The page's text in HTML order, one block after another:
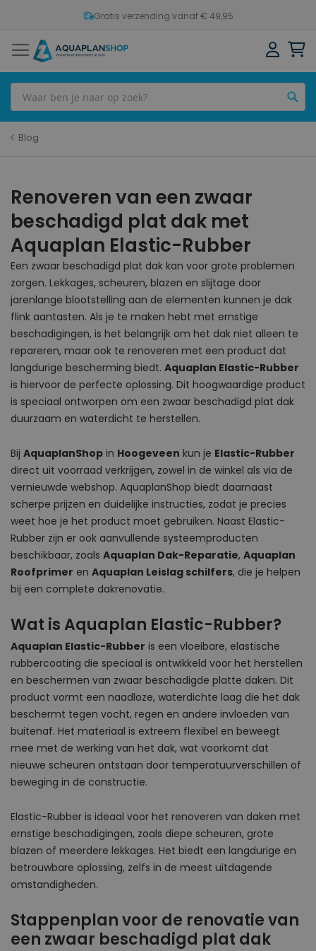
Gratis verzending vanaf € 49,95
Blog
Renoveren van een zwaar
beschadigd plat dak met
Aquaplan Elastic-Rubber
Een zwaar beschadigd plat dak kan voor grote problemen
zorgen. Lekkages, scheuren, blazen en slijtage door
jarenlange blootstelling aan de elementen kunnen je dak
flink aantasten. Als je te maken hebt met ernstige
beschadigingen, is het belangrijk om het dak niet alleen te
repareren, maar ook te renoveren met een product dat
langdurige bescherming biedt. Aquaplan Elastic-Rubber
is hiervoor de perfecte oplossing. Dit hoogwaardige product
is speciaal ontworpen om een zwaar beschadigd plat dak
duurzaam en waterdicht te herstellen.
Bij AquaplanShop in Hoogeveen kun je Elastic-Rubber
direct uit voorraad verkrijgen, zowel in de winkel als via de
vernieuwde webshop. AquaplanShop biedt daarnaast
scherpe prijzen en duidelijke instructies, zodat je precies
weet hoe je het product moet gebruiken. Naast Elastic-
Rubber zijn er ook aanvullende systeemproducten
beschikbaar, zoals Aquaplan Dak-Reparatie, Aquaplan
Roofprimer en Aquaplan Leislag schilfers, die je helpen
bij een complete dakrenovatie.
Wat is Aquaplan Elastic-Rubber?
Aquaplan Elastic-Rubber is een vloeibare, elastische
rubbercoating die speciaal is ontwikkeld voor het herstellen
en beschermen van zwaar beschadigde platte daken. Dit
product vormt een naadloze, waterdichte laag die het dak
beschermt tegen vocht, regen en andere invloeden van
buitenaf. Het materiaal is extreem flexibel en beweegt
mee met de werking van het dak, wat voorkomt dat
nieuwe scheuren ontstaan door temperatuurverschillen of
beweging in de constructie.
Elastic-Rubber is ideaal voor het renoveren van daken met
ernstige beschadigingen, zoals diepe scheuren, grote
blazen of meerdere lekkages. Het biedt een langdurige en
betrouwbare oplossing, zelfs in de meest uitdagende
omstandigheden.
Stappenplan voor de renovatie van
een zwaar beschadigd plat dak